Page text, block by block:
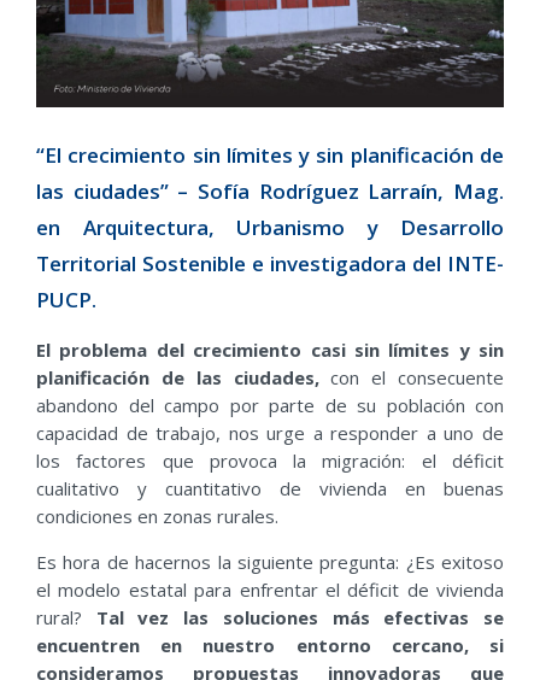
“El crecimiento sin límites y sin planificación de
las ciudades” – Sofía Rodríguez Larraín, Mag.
en Arquitectura, Urbanismo y Desarrollo
Territorial Sostenible e investigadora del INTE-
PUCP.
El problema del crecimiento casi sin límites y sin
planificación de las ciudades,con el consecuente
abandono del campo por parte de su población con
capacidad de trabajo, nos urge a responder a uno de
los factores que provoca la migración: el déficit
cualitativo y cuantitativo de vivienda en buenas
condiciones en zonas rurales.
Es hora de hacernos la siguiente pregunta: ¿Es exitoso
el modelo estatal para enfrentar el déficit de vivienda
rural? Tal vez las soluciones más efectivas se
encuentren en nuestro entorno cercano, si
consideramos propuestas innovadoras que